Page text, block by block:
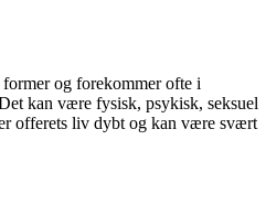
og forekommer ofte i
kan være fysisk, psykisk, seksuel
offerets liv dybt og kan være svært